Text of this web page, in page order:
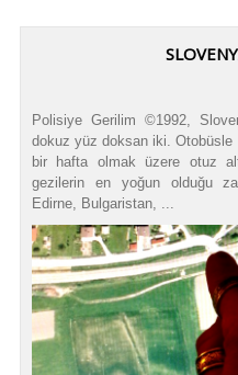
Polisiye Gerilim ©1992,
dokuz yüz doksan iki. Otobüsle
bir hafta olmak üzere otuz
gezilerin en yoğun olduğu
Edirne, Bulgaristan, ...